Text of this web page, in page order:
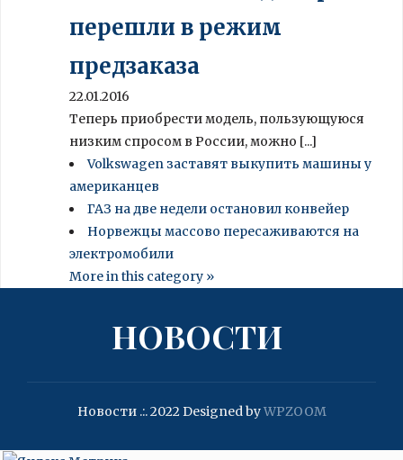
перешли в режим
предзаказа
22.01.2016
Теперь приобрести модель, пользующуюся
низким спросом в России, можно [...]
Volkswagen заставят выкупить машины у
американцев
ГАЗ на две недели остановил конвейер
Норвежцы массово пересаживаются на
электромобили
More in this category »
НОВОСТИ
Новости .:. 2022Designed byWPZOOM